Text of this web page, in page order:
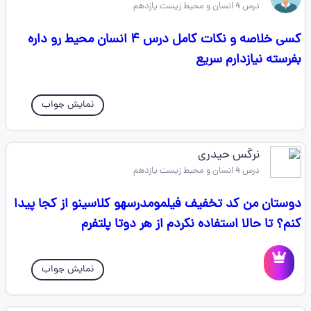
درس 4 انسان و محیط زیست یازدهم
کسی خلاصه و نکات کامل درس ۴ انسان محیط رو داره
بفرسته نیازدارم سریع
نمایش جواب
نرگس حیدری
درس 4 انسان و محیط زیست یازدهم
دوستان من کد تخفیف فیلمومدرسهو کلاسینو از کجا پیدا
کنم؟ تا حالا استفاده نکردم از هر دوتا پلتفرم
نمایش جواب